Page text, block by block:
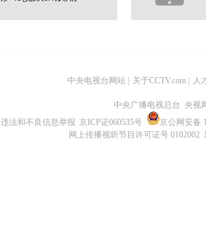
中央电视台网站 关于CCTV.com 人
中央广播电视总台 央视
违法和不良信息举报 京ICP证060535号
京公网安备
网上传播视听节目许可证号 0102002